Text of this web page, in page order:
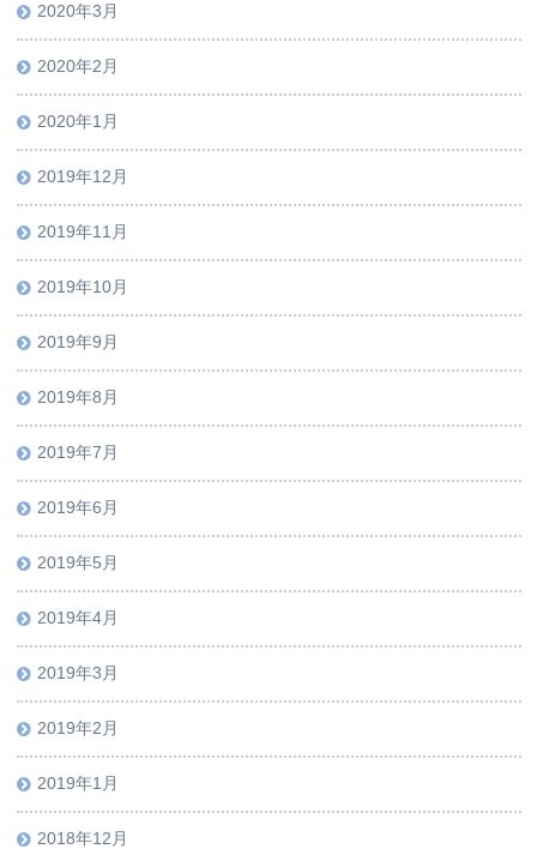
2020年3月
2020年2月
2020年1月
2019年12月
2019年11月
2019年10月
2019年9月
2019年8月
2019年7月
2019年6月
2019年5月
2019年4月
2019年3月
2019年2月
2019年1月
2018年12月